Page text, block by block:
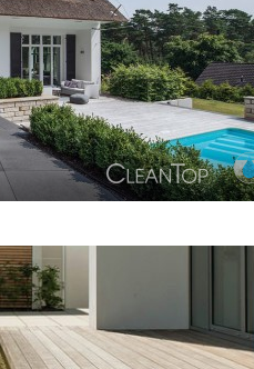
Natursteine. CleanTop-